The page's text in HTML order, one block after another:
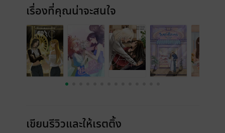
เรื่องที่คุณน่าจะสนใจ
เขียนรีวิวและให้เรตติ้ง